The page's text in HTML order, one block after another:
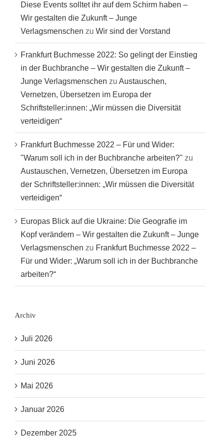
Diese Events solltet ihr auf dem Schirm haben –
Wir gestalten die Zukunft – Junge
Verlagsmenschen zu Wir sind der Vorstand
Frankfurt Buchmesse 2022: So gelingt der Einstieg
in der Buchbranche – Wir gestalten die Zukunft –
Junge Verlagsmenschen zu Austauschen,
Vernetzen, Übersetzen im Europa der
Schriftsteller:innen: „Wir müssen die Diversität
verteidigen“
Frankfurt Buchmesse 2022 – Für und Wider:
"Warum soll ich in der Buchbranche arbeiten?" zu
Austauschen, Vernetzen, Übersetzen im Europa
der Schriftsteller:innen: „Wir müssen die Diversität
verteidigen“
Europas Blick auf die Ukraine: Die Geografie im
Kopf verändern – Wir gestalten die Zukunft – Junge
Verlagsmenschen zu Frankfurt Buchmesse 2022 –
Für und Wider: „Warum soll ich in der Buchbranche
arbeiten?“
Archiv
Juli 2026
Juni 2026
Mai 2026
Januar 2026
Dezember 2025